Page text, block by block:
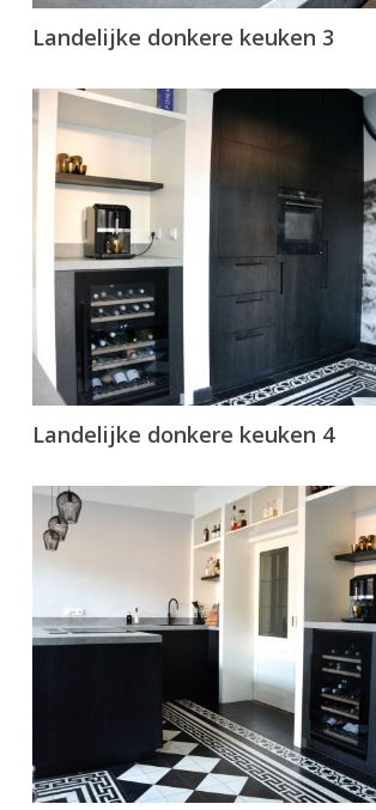
Landelijke donkere keuken 3
Landelijke donkere keuken 4